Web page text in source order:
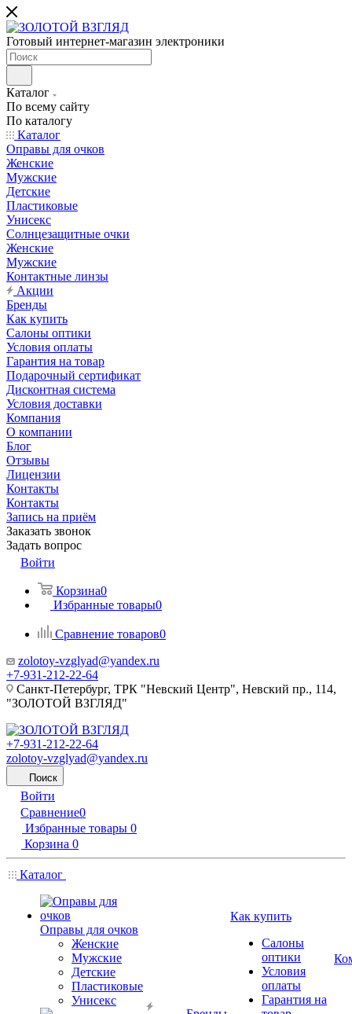
Готовый интернет-магазин электроники
Каталог
По всему сайту
По каталогу
Каталог
Оправы для очков
Женские
Мужские
Детские
Пластиковые
Унисекс
Солнцезащитные очки
Женские
Мужские
Контактные линзы
Акции
Бренды
Как купить
Салоны оптики
Условия оплаты
Гарантия на товар
Подарочный сертификат
Дисконтная система
Условия доставки
Компания
О компании
Блог
Отзывы
Лицензии
Контакты
Контакты
Запись на приём
Заказать звонок
Задать вопрос
Войти
Корзина0
Избранные товары0
Сравнение товаров0
zolotoy-vzglyad@yandex.ru
+7-931-212-22-64
Санкт-Петербург, ТРК "Невский Центр", Невский пр., 114,
"ЗОЛОТОЙ ВЗГЛЯД"
+7-931-212-22-64
zolotoy-vzglyad@yandex.ru
Поиск
Войти
Сравнение0
Избранные товары 0
Корзина 0
Каталог
Оправы для очков
Женские
Мужские
Детские
Пластиковые
Унисекс
Как купить
Салоны
оптики
Условия
оплаты
Гарантия на